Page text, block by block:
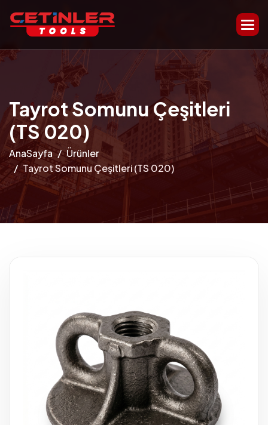
Tayrot Somunu Çeşitleri
(TS 020)
AnaSayfa
Ürünler
Tayrot Somunu Çeşitleri (TS 020)